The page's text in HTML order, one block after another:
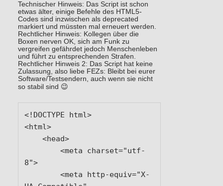
Technischer Hinweis: Das Script ist schon
etwas älter, einige Befehle des HTML5-
Codes sind inzwischen als deprecated
markiert und müssten mal erneuert werden.
Rechtlicher Hinweis: Kollegen über die
Boxen nerven OK, sich am Funk zu
vergreifen gefährdet jedoch Menschenleben
und führt zu entsprechenden Strafen.
Rechtlicher Hinweis 2: Das Script hat keine
Zulassung, also liebe FEZs: Bleibt bei eurer
Software/Testsendern, auch wenn sie nicht
so stabil sind 😉
<!DOCTYPE html>
<html>
8">